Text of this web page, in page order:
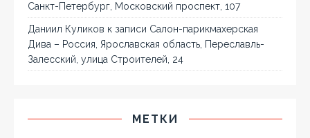
Санкт-Петербург, Московский проспект, 107
Даниил Куликов к записи Салон-парикмахерская
Дива – Россия, Ярославская область, Переславль-
Залесский, улица Строителей, 24
МЕТКИ